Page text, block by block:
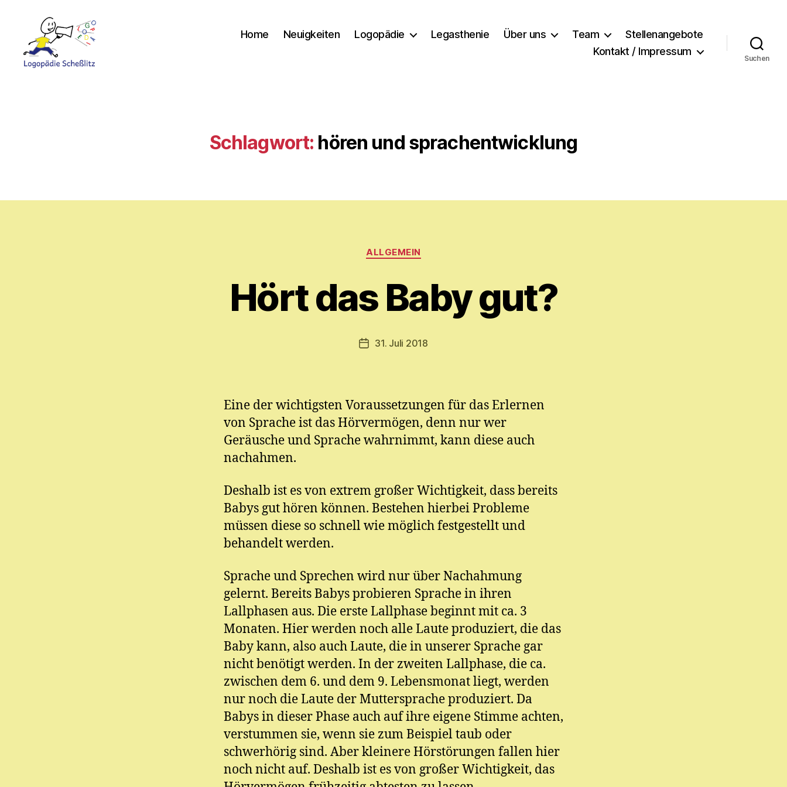
Home Neuigkeiten Logopädie Legasthenie Über uns Team
Stellenangebote
Kontakt / Impressum
Suchen
Schlagwort: hören und sprachentwicklung
Kategorien
ALLGEMEIN
Hört das Baby gut?
Beitragsautor
V
M
y
m
h
el
Veröffentlichungsdatum
31. Juli 2018
Eine der wichtigsten Voraussetzungen für das Erlernen
von Sprache ist das Hörvermögen, denn nur wer
Geräusche und Sprache wahrnimmt, kann diese auch
nachahmen.
Deshalb ist es von extrem großer Wichtigkeit, dass bereits
Babys gut hören können. Bestehen hierbei Probleme
müssen diese so schnell wie möglich festgestellt und
behandelt werden.
Sprache und Sprechen wird nur über Nachahmung
gelernt. Bereits Babys probieren Sprache in ihren
Lallphasen aus. Die erste Lallphase beginnt mit ca. 3
Monaten. Hier werden noch alle Laute produziert, die das
Baby kann, also auch Laute, die in unserer Sprache gar
nicht benötigt werden. In der zweiten Lallphase, die ca.
zwischen dem 6. und dem 9. Lebensmonat liegt, werden
nur noch die Laute der Muttersprache produziert. Da
Babys in dieser Phase auch auf ihre eigene Stimme achten,
verstummen sie, wenn sie zum Beispiel taub oder
schwerhörig sind. Aber kleinere Hörstörungen fallen hier
noch nicht auf. Deshalb ist es von großer Wichtigkeit, das